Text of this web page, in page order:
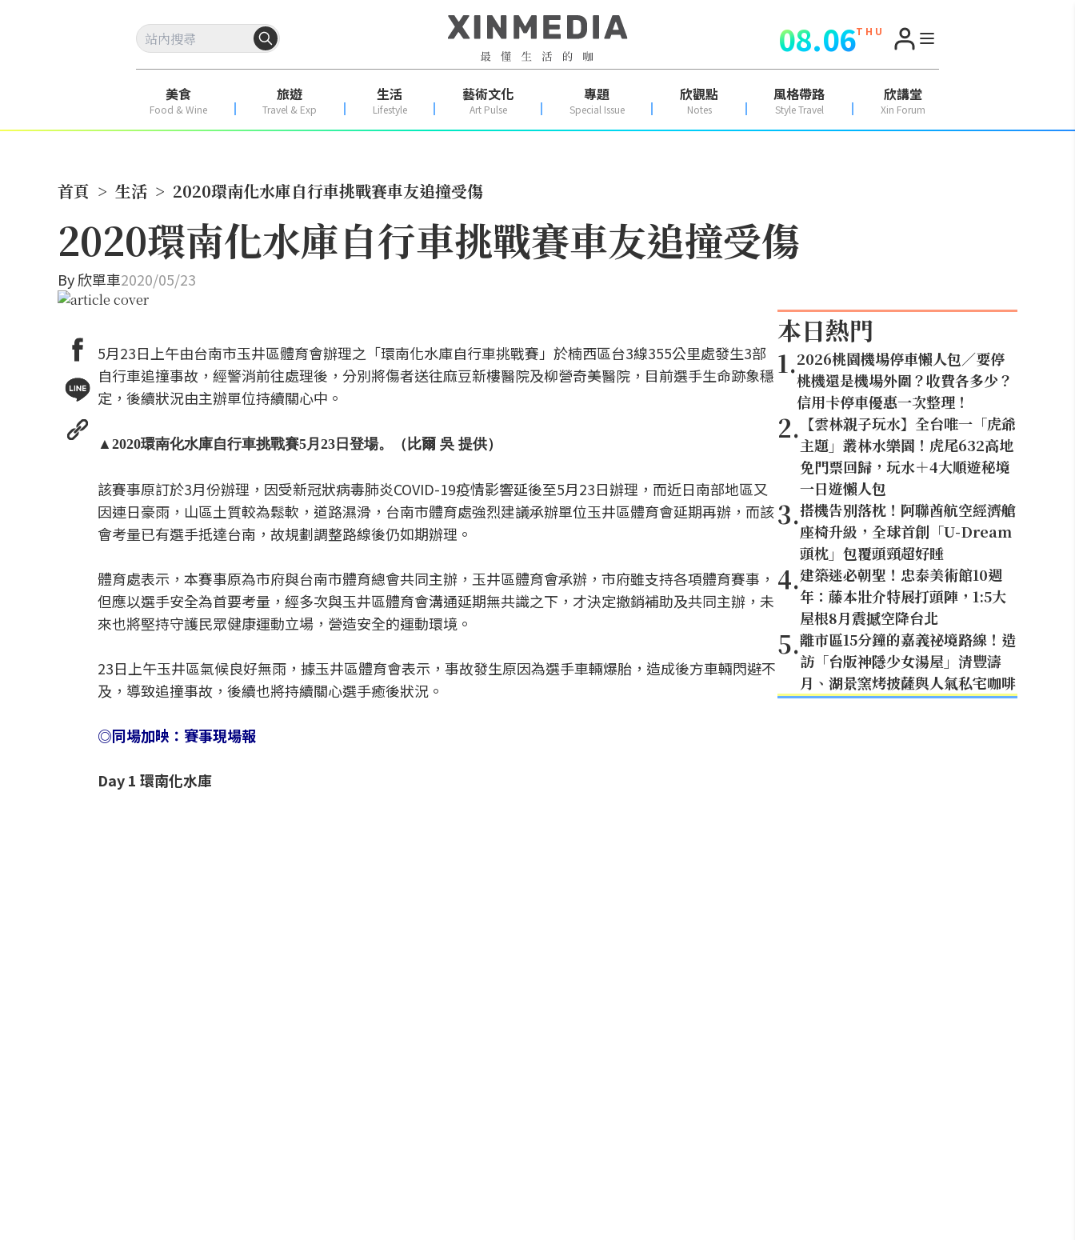
08.06T H U
美食
Food & Wine
旅遊
Travel & Exp
生活
Lifestyle
藝術文化
Art Pulse
專題
Special Issue
欣觀點
Notes
風格帶路
Style Travel
欣講堂
Xin Forum
首頁 > 生活 > 2020環南化水庫自行車挑戰賽車友追撞受傷
2020環南化水庫自行車挑戰賽車友追撞受傷
By欣單車2020/05/23
5月23日上午由台南市玉井區體育會辦理之「環南化水庫自行車挑戰賽」於楠西區台3線355公里處發生3部
自行車追撞事故，經警消前往處理後，分別將傷者送往麻豆新樓醫院及柳營奇美醫院，目前選手生命跡象穩
定，後續狀況由主辦單位持續關心中。
▲2020環南化水庫自行車挑戰賽5月23日登場。（比爾 吳 提供）
該賽事原訂於3月份辦理，因受新冠狀病毒肺炎COVID-19疫情影響延後至5月23日辦理，而近日南部地區又
因連日豪雨，山區土質較為鬆軟，道路濕滑，台南市體育處強烈建議承辦單位玉井區體育會延期再辦，而該
會考量已有選手抵達台南，故規劃調整路線後仍如期辦理。
體育處表示，本賽事原為市府與台南市體育總會共同主辦，玉井區體育會承辦，市府雖支持各項體育賽事，
但應以選手安全為首要考量，經多次與玉井區體育會溝通延期無共識之下，才決定撤銷補助及共同主辦，未
來也將堅持守護民眾健康運動立場，營造安全的運動環境。
23日上午玉井區氣候良好無雨，據玉井區體育會表示，事故發生原因為選手車輛爆胎，造成後方車輛閃避不
及，導致追撞事故，後續也將持續關心選手癒後狀況。
◎同場加映：賽事現場報
Day 1 環南化水庫
本日熱門
1.2026桃園機場停車懶人包／要停
桃機還是機場外圍？收費各多少？
信用卡停車優惠一次整理！
2. 【雲林親子玩水】全台唯一「虎爺
主題」叢林水樂園！虎尾632高地
免門票回歸，玩水＋4大順遊秘境
一日遊懶人包
3.搭機告別落枕！阿聯酋航空經濟艙
座椅升級，全球首創「U-Dream
頭枕」包覆頭頸超好睡
4.建築迷必朝聖！忠泰美術館10週
年：藤本壯介特展打頭陣，1:5大
屋根8月震撼空降台北
5.離市區15分鐘的嘉義祕境路線！造
訪「台版神隱少女湯屋」清豐濤
月、湖景窯烤披薩與人氣私宅咖啡